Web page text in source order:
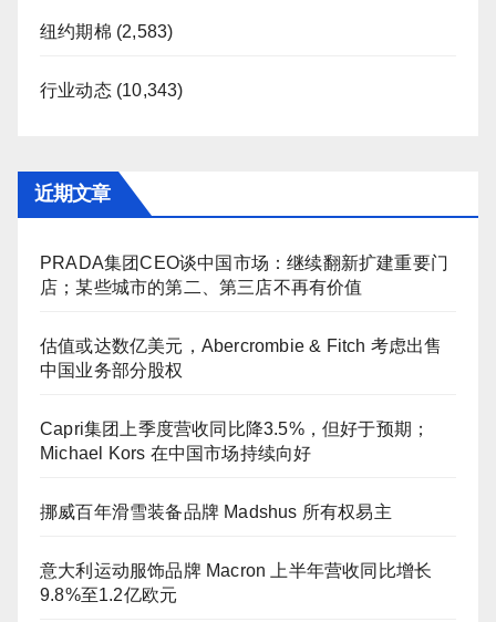
纽约期棉 (2,583)
行业动态(10,343)
近期文章
PRADA集团CEO谈中国市场：继续翻新扩建重要门
店；某些城市的第二、第三店不再有价值
估值或达数亿美元，Abercrombie & Fitch 考虑出售
中国业务部分股权
Capri集团上季度营收同比降3.5%，但好于预期；
Michael Kors 在中国市场持续向好
挪威百年滑雪装备品牌 Madshus 所有权易主
意大利运动服饰品牌 Macron 上半年营收同比增长
9.8%至1.2亿欧元